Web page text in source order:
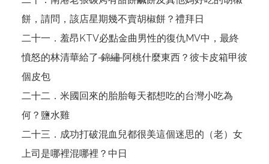
餅，請問，該店星期幾不賣胡椒餅？ 禮拜日
二十一．羞昂KTV必點金曲男性的復仇MV中，最終
憤怒的林清華給了錦繡阿桃什麼東西？ 彼卡皮箱甲彼
個皮包
二十二．米國回來的胎胎每天都想吃的台灣小吃為
何？鹽水雞
二十三．成功打破混血兒都很美這個迷思的（老）女
上司是哪裡混哪裡？ 中日